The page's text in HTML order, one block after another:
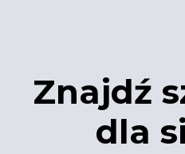
Znajdź
dla